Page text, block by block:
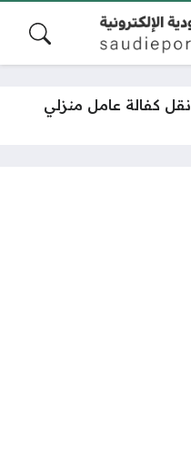
نقل كفالة عامل منزلي